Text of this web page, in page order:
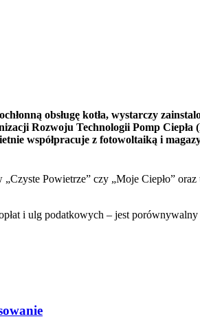
obsługę kotła, wystarczy
Rozwoju Technologii Pomp Ciepła
współpracuje z fotowoltaiką i
Powietrze” czy „Moje Ciepło”
i ulg podatkowych – jest porównywalny